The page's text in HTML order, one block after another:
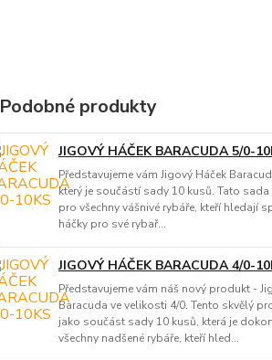
Podobné produkty
JIGOVÝ HÁČEK BARACUDA 5/0-
Představujeme vám Jigový Háček
který je součástí sady 10 kusů. Tato
pro všechny vášnivé rybáře, kteří hledají
háčky pro své rybař...
JIGOVÝ HÁČEK BARACUDA 4/0-
Představujeme vám náš nový produkt -
Baracuda ve velikosti 4/0. Tento skvělý
jako součást sady 10 kusů, která je
všechny nadšené rybáře, kteří hled...